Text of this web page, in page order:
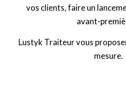
vos clients, faire un
avant-
Lustyk Traiteur vous
mesure.